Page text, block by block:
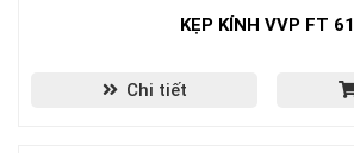
KẸP KÍNH VVP FT 61
Chi tiết